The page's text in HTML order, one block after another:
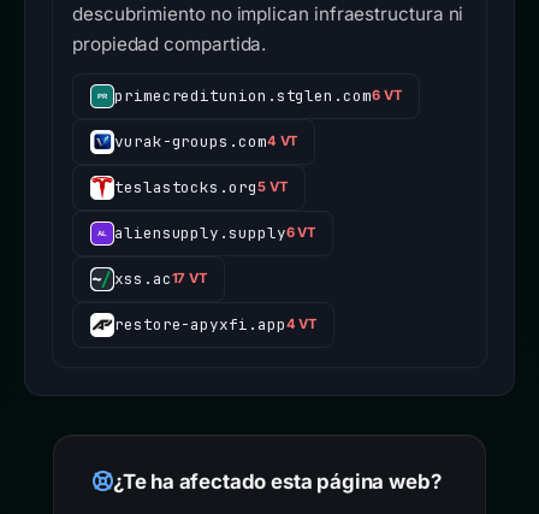
descubrimiento no implican infraestructura ni
propiedad compartida.
primecreditunion.stglen.com6 VT
vurak-groups.com4 VT
teslastocks.org5 VT
aliensupply.supply6 VT
xss.ac17 VT
restore-apyxfi.app4 VT
¿Te ha afectado esta página web?